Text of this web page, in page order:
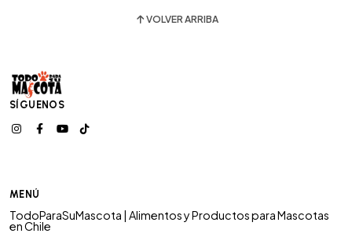
VOLVER ARRIBA
SÍGUENOS
MENÚ
TodoParaSuMascota | Alimentos y Productos para Mascotas
en Chile